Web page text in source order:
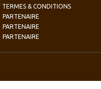
TERMES & CONDITIONS
PARTENAIRE
PARTENAIRE
PARTENAIRE